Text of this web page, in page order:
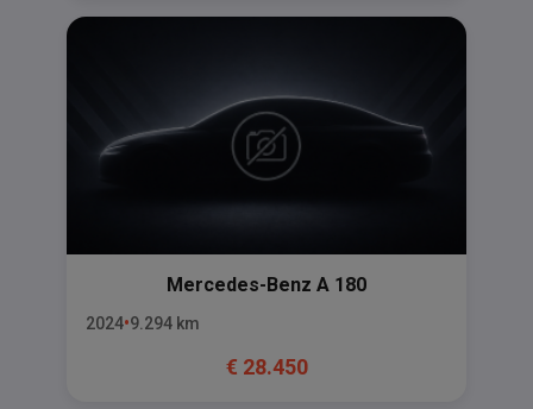
Mercedes-Benz A 180
2024 9.294 km
€ 28.450